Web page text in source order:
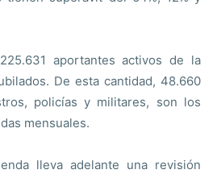
aportantes activos de la
De esta cantidad, 48.660
policías y militares, son los
mensuales.
lleva adelante una revisión